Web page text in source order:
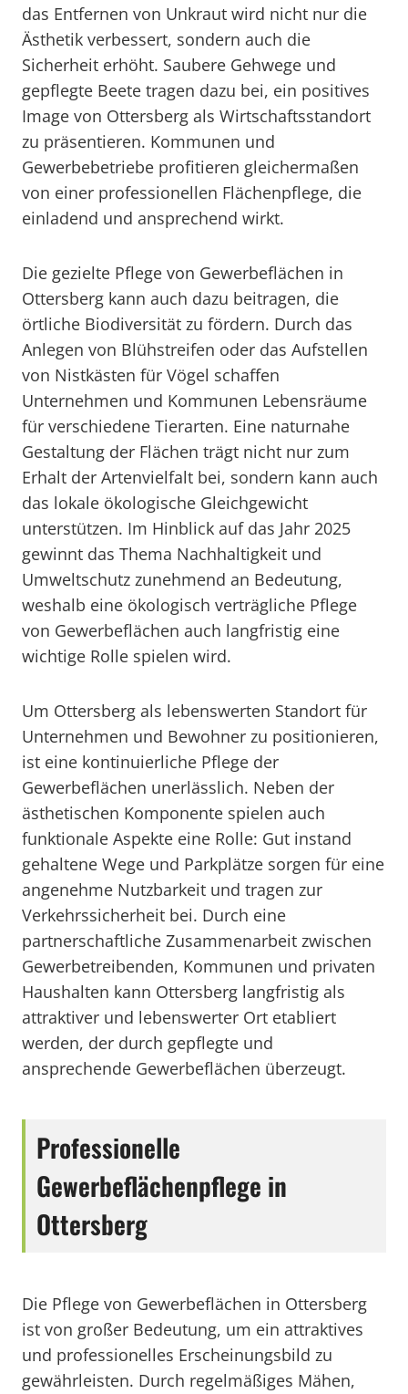
das Entfernen von Unkraut wird nicht nur die
Ästhetik verbessert, sondern auch die
Sicherheit erhöht. Saubere Gehwege und
gepflegte Beete tragen dazu bei, ein positives
Image von Ottersberg als Wirtschaftsstandort
zu präsentieren. Kommunen und
Gewerbebetriebe profitieren gleichermaßen
von einer professionellen Flächenpflege, die
einladend und ansprechend wirkt.
Die gezielte Pflege von Gewerbeflächen in
Ottersberg kann auch dazu beitragen, die
örtliche Biodiversität zu fördern. Durch das
Anlegen von Blühstreifen oder das Aufstellen
von Nistkästen für Vögel schaffen
Unternehmen und Kommunen Lebensräume
für verschiedene Tierarten. Eine naturnahe
Gestaltung der Flächen trägt nicht nur zum
Erhalt der Artenvielfalt bei, sondern kann auch
das lokale ökologische Gleichgewicht
unterstützen. Im Hinblick auf das Jahr 2025
gewinnt das Thema Nachhaltigkeit und
Umweltschutz zunehmend an Bedeutung,
weshalb eine ökologisch verträgliche Pflege
von Gewerbeflächen auch langfristig eine
wichtige Rolle spielen wird.
Um Ottersberg als lebenswerten Standort für
Unternehmen und Bewohner zu positionieren,
ist eine kontinuierliche Pflege der
Gewerbeflächen unerlässlich. Neben der
ästhetischen Komponente spielen auch
funktionale Aspekte eine Rolle: Gut instand
gehaltene Wege und Parkplätze sorgen für eine
angenehme Nutzbarkeit und tragen zur
Verkehrssicherheit bei. Durch eine
partnerschaftliche Zusammenarbeit zwischen
Gewerbetreibenden, Kommunen und privaten
Haushalten kann Ottersberg langfristig als
attraktiver und lebenswerter Ort etabliert
werden, der durch gepflegte und
ansprechende Gewerbeflächen überzeugt.
Professionelle
Gewerbeflächenpflege in
Ottersberg
Die Pflege von Gewerbeflächen in Ottersberg
ist von großer Bedeutung, um ein attraktives
und professionelles Erscheinungsbild zu
gewährleisten. Durch regelmäßiges Mähen,